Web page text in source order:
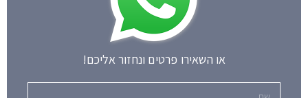
או השאירו פרטים ונחזור אליכם!